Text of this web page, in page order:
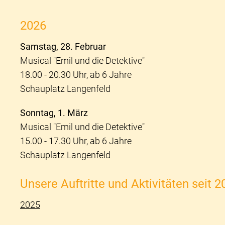
2026
Samstag, 28. Februar
Musical "Emil und die Detektive"
18.00 - 20.30 Uhr, ab 6 Jahre
Schauplatz Langenfeld
Sonntag, 1. März
Musical "Emil und die Detektive"
15.00 - 17.30 Uhr, ab 6 Jahre
Schauplatz Langenfeld
Unsere Auftritte und Aktivitäten seit
2025